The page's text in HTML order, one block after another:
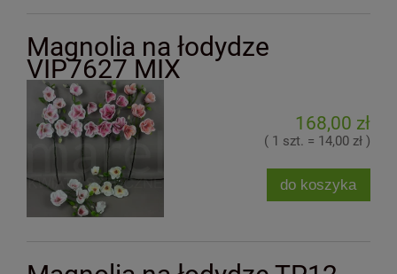
Magnolia na łodydze
VIP7627 MIX
168,00 zł
( 1 szt. = 14,00 zł )
do koszyka